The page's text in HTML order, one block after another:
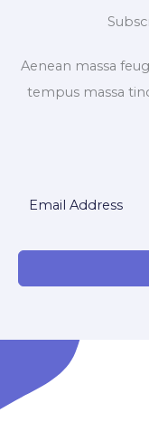
Aenean massa
tempus massa